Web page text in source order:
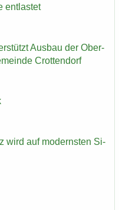
ent­las­tet
Aus­bau der Ober­
Crot­ten­dorf
wird auf mo­derns­ten Si­